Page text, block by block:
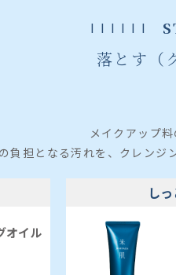
落とす（
メイクアップ料
負担となる汚れを、クレンジ
オイル
し